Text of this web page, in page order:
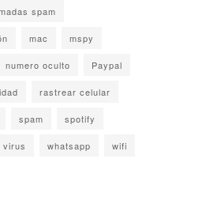
spam
mac mspy
numero oculto Paypal
rastrear celular
spam spotify
virus whatsapp wifi